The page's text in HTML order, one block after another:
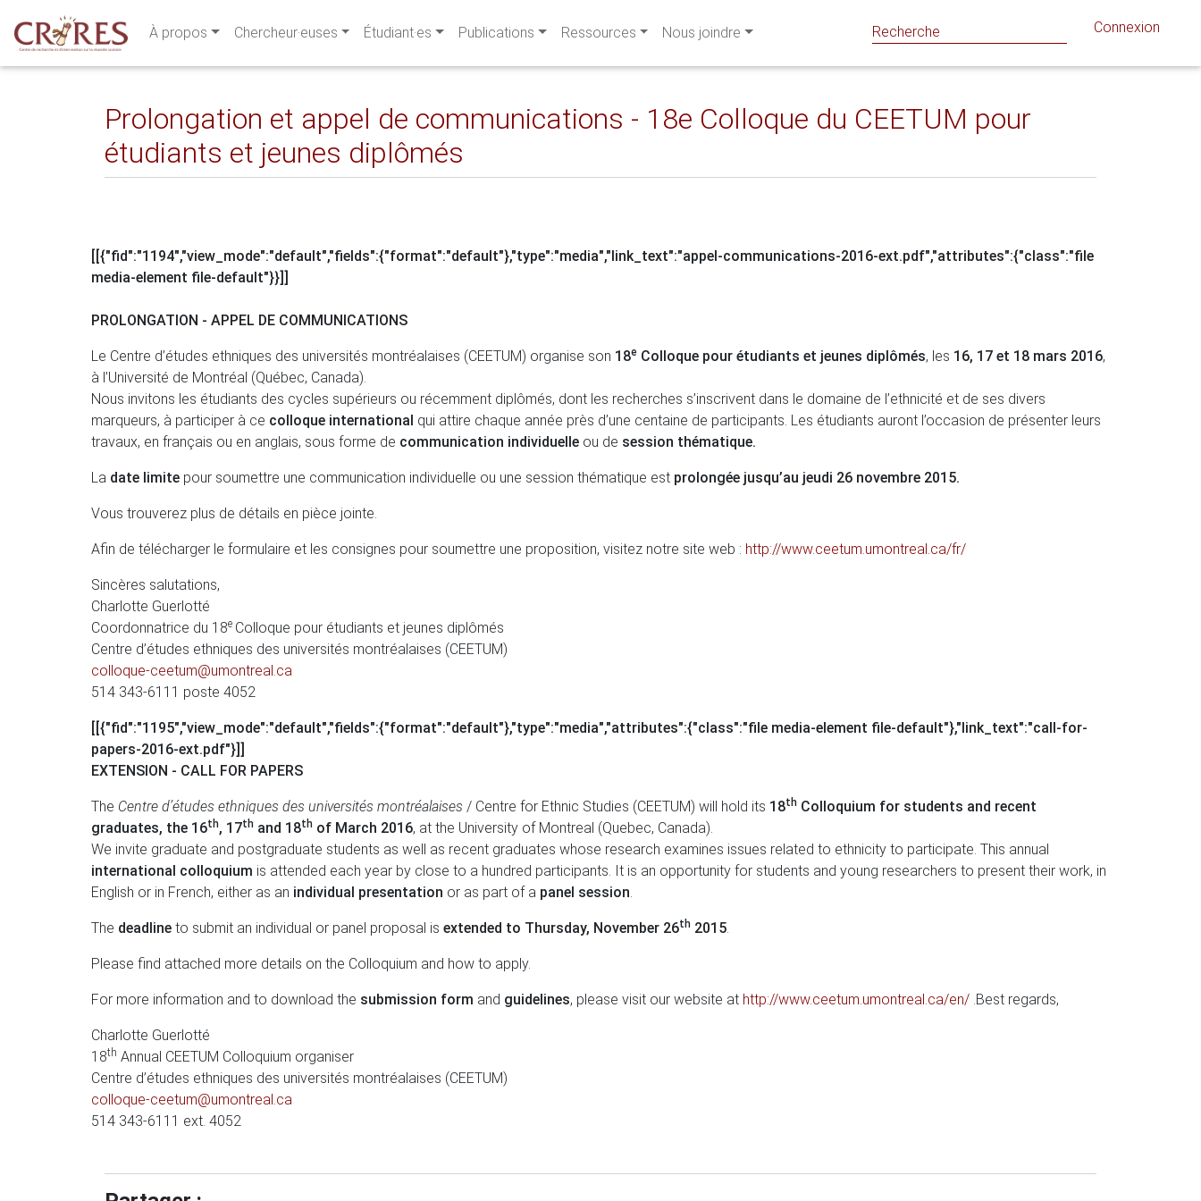
À propos Chercheur·euses Étudiant·es Publications Ressources Nous joindre Connexion
Prolongation et appel de communications - 18e Colloque du CEETUM pour
étudiants et jeunes diplômés
[[{"fid":"1194","view_mode":"default","fields":{"format":"default"},"type":"media","link_text":"appel-communications-2016-ext.pdf","attributes":{"class":"file
media-element file-default"}}]]
PROLONGATION - APPEL DE COMMUNICATIONS
Le Centre d’études ethniques des universités montréalaises (CEETUM) organise son 18e Colloque pour étudiants et jeunes diplômés, les 16, 17 et 18 mars 2016,
à l’Université de Montréal (Québec, Canada).
Nous invitons les étudiants des cycles supérieurs ou récemment diplômés, dont les recherches s’inscrivent dans le domaine de l’ethnicité et de ses divers
marqueurs, à participer à ce colloque international qui attire chaque année près d’une centaine de participants. Les étudiants auront l’occasion de présenter leurs
travaux, en français ou en anglais, sous forme de communication individuelle ou de session thématique.
La date limite pour soumettre une communication individuelle ou une session thématique est prolongée jusqu’au jeudi 26 novembre 2015.
Vous trouverez plus de détails en pièce jointe.
Afin de télécharger le formulaire et les consignes pour soumettre une proposition, visitez notre site web : http://www.ceetum.umontreal.ca/fr/
Sincères salutations,
Charlotte Guerlotté
Coordonnatrice du 18e Colloque pour étudiants et jeunes diplômés
Centre d’études ethniques des universités montréalaises (CEETUM)
colloque-ceetum@umontreal.ca
514 343-6111 poste 4052
[[{"fid":"1195","view_mode":"default","fields":{"format":"default"},"type":"media","attributes":{"class":"file media-element file-default"},"link_text":"call-for-
papers-2016-ext.pdf"}]]
EXTENSION - CALL FOR PAPERS
The Centre d’études ethniques des universités montréalaises / Centre for Ethnic Studies (CEETUM) will hold its 18th Colloquium for students and recent
graduates, the 16th, 17th and 18th of March 2016, at the University of Montreal (Quebec, Canada).
We invite graduate and postgraduate students as well as recent graduates whose research examines issues related to ethnicity to participate. This annual
international colloquium is attended each year by close to a hundred participants. It is an opportunity for students and young researchers to present their work, in
English or in French, either as an individual presentation or as part of a panel session.
The deadline to submit an individual or panel proposal is extended to Thursday, November 26th 2015.
Please find attached more details on the Colloquium and how to apply.
For more information and to download the submission form and guidelines, please visit our website at http://www.ceetum.umontreal.ca/en/ .Best regards,
Charlotte Guerlotté
18th Annual CEETUM Colloquium organiser
Centre d’études ethniques des universités montréalaises (CEETUM)
colloque-ceetum@umontreal.ca
514 343-6111 ext. 4052